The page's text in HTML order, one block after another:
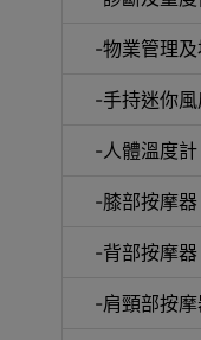
-物業管理
-手持迷你風
-人體溫度計
-膝部按摩器
-背部按摩器
-肩頸部按摩